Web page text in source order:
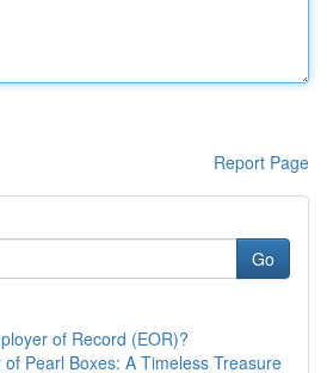
Report Page
Go
of Record (EOR)?
Pearl Boxes: A Timeless Treasure